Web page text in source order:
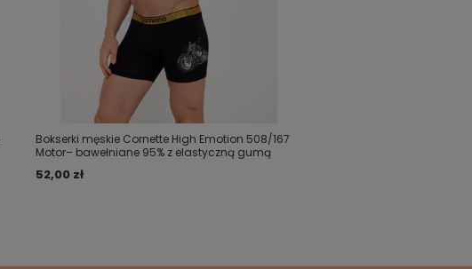
Bokserki męskie Cornette High Emotion 508/167
Motor– bawełniane 95% z elastyczną gumą
52,00 zł